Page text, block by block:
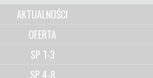
AKTUALNOŚCI
OFERTA
SP 1-3
SP 4-8